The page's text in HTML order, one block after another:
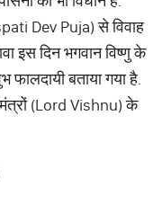
Dev Puja) से विवाह
इस दिन भगवान विष्णु के
बताया गया है.
मंत्रों (Lord Vishnu) के